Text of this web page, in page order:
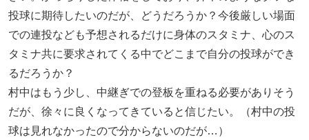
投球に期待したいのだが、どうだろうか？今後厳しい場面
での連投なども予想されるだけに身体のスタミナ、心のス
タミナ共に要求されてくる中でどこまで自分の投球ができ
るだろうか？
村中はもう少し、中継ぎでの登板を重ねる必要がありそう
だが、徐々に良くなってきていると信じたい。（村中の投
球は見れなかったので分からないのだが…）